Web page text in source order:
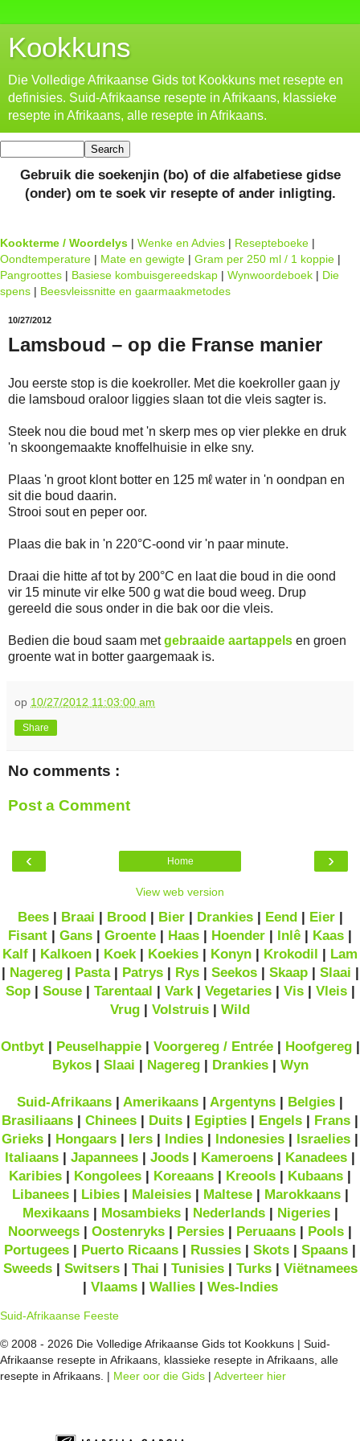
Kookkuns
Die Volledige Afrikaanse Gids tot Kookkuns met resepte en
definisies. Suid-Afrikaanse resepte in Afrikaans, klassieke
resepte in Afrikaans, alle resepte in Afrikaans.
Gebruik die soekenjin (bo) of die alfabetiese gidse
(onder) om te soek vir resepte of ander inligting.
Kookterme / Woordelys | Wenke en Advies | Resepteboeke |
Oondtemperature | Mate en gewigte | Gram per 250 ml / 1 koppie |
Pangroottes | Basiese kombuisgereedskap | Wynwoordeboek | Die
spens | Beesvleissnitte en gaarmaakmetodes
10/27/2012
Lamsboud – op die Franse manier
Jou eerste stop is die koekroller. Met die koekroller gaan jy
die lamsboud oraloor liggies slaan tot die vleis sagter is.
Steek nou die boud met 'n skerp mes op vier plekke en druk
'n skoongemaakte knoffelhuisie in elke sny.
Plaas 'n groot klont botter en 125 mℓ water in 'n oondpan en
sit die boud daarin.
Strooi sout en peper oor.
Plaas die bak in 'n 220°C-oond vir 'n paar minute.
Draai die hitte af tot by 200°C en laat die boud in die oond
vir 15 minute vir elke 500 g wat die boud weeg. Drup
gereeld die sous onder in die bak oor die vleis.
Bedien die boud saam metgebraaide aartappels en groen
groente wat in botter gaargemaak is.
op 10/27/2012 11:03:00 am
Share
No comments :
Post a Comment
‹ ›
Home
View web version
Bees| Braai | Brood| Bier| Drankies| Eend| Eier|
Fisant | Gans | Groente | Haas | Hoender | Inlê | Kaas |
Kalf | Kalkoen | Koek | Koekies | Konyn | Krokodil | Lam
| Nagereg| Pasta| Patrys| Rys| Seekos| Skaap| Slaai |
Sop| Souse| Tarentaal | Vark| Vegetaries| Vis| Vleis|
Vrug | Volstruis | Wild
Ontbyt| Peuselhappie| Voorgereg / Entrée| Hoofgereg|
Bykos| Slaai | Nagereg| Drankies| Wyn
Suid-Afrikaans | Amerikaans | Argentyns | Belgies |
Brasiliaans | Chinees | Duits | Egipties | Engels | Frans |
Grieks | Hongaars | Iers | Indies | Indonesies | Israelies |
Italiaans | Japannees | Joods | Kameroens | Kanadees |
Karibies | Kongolees | Koreaans | Kreools | Kubaans |
Libanees| Libies| Maleisies| Maltese| Marokkaans|
Mexikaans| Mosambieks| Nederlands| Nigeries|
Noorweegs | Oostenryks | Persies | Peruaans | Pools |
Portugees | Puerto Ricaans | Russies | Skots | Spaans |
Sweeds| Switsers| Thai | Tunisies| Turks| Viëtnamees
| Vlaams| Wallies| Wes-Indies
Suid-Afrikaanse Feeste
© 2008 - 2026 Die Volledige Afrikaanse Gids tot Kookkuns | Suid-
Afrikaanse resepte in Afrikaans, klassieke resepte in Afrikaans, alle
resepte in Afrikaans. | Meer oor die Gids | Adverteer hier